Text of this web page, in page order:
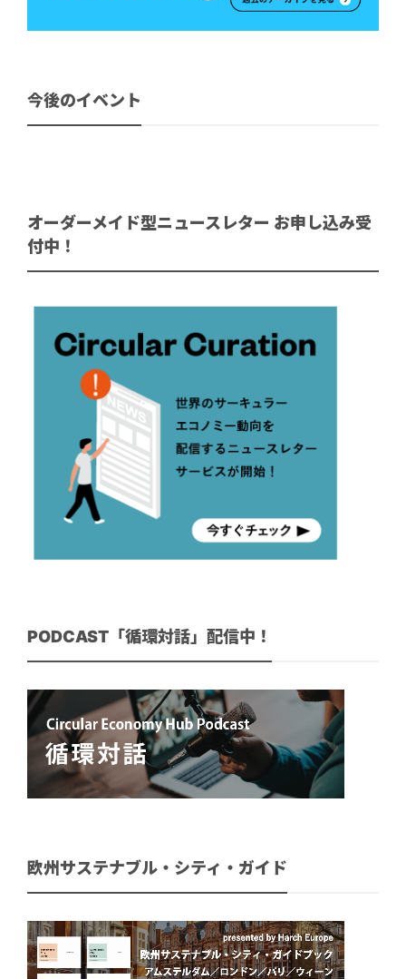
今後のイベント
オーダーメイド型ニュースレター お申し込み受
付中！
PODCAST「循環対話」配信中！
欧州サステナブル・シティ・ガイド